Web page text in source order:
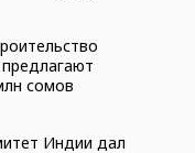
сомов
Индии дал